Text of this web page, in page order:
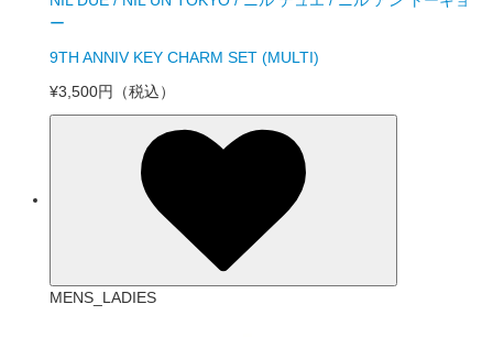
ー
9TH ANNIV KEY CHARM SET (MULTI)
¥3,500円
（税込）
MENS_LADIES